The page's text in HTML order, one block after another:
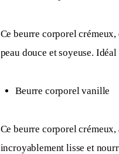
Ce beurre corporel
peau douce et soyeuse.
Beurre corporel vanille
Ce beurre corporel
incroyablement lisse et